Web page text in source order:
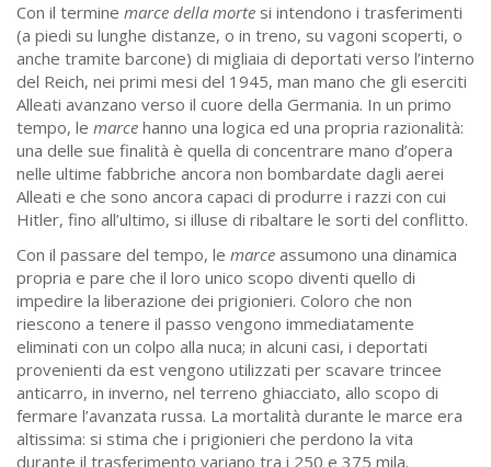
Con il termine marce della morte si intendono i trasferimenti
(a piedi su lunghe distanze, o in treno, su vagoni scoperti, o
anche tramite barcone) di migliaia di deportati verso l’interno
del Reich, nei primi mesi del 1945, man mano che gli eserciti
Alleati avanzano verso il cuore della Germania. In un primo
tempo, le marce hanno una logica ed una propria razionalità:
una delle sue finalità è quella di concentrare mano d’opera
nelle ultime fabbriche ancora non bombardate dagli aerei
Alleati e che sono ancora capaci di produrre i razzi con cui
Hitler, fino all’ultimo, si illuse di ribaltare le sorti del conflitto.
Con il passare del tempo, le marce assumono una dinamica
propria e pare che il loro unico scopo diventi quello di
impedire la liberazione dei prigionieri. Coloro che non
riescono a tenere il passo vengono immediatamente
eliminati con un colpo alla nuca; in alcuni casi, i deportati
provenienti da est vengono utilizzati per scavare trincee
anticarro, in inverno, nel terreno ghiacciato, allo scopo di
fermare l’avanzata russa. La mortalità durante le marce era
altissima: si stima che i prigionieri che perdono la vita
durante il trasferimento variano tra i 250 e 375 mila.